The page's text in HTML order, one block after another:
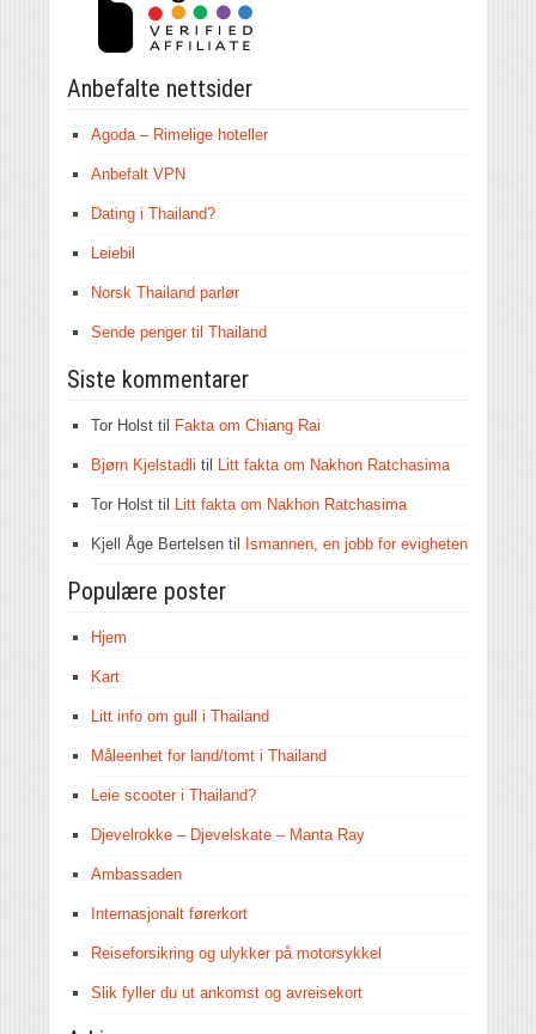
Anbefalte nettsider
Agoda – Rimelige hoteller
Anbefalt VPN
Dating i Thailand?
Leiebil
Norsk Thailand parlør
Sende penger til Thailand
Siste kommentarer
Tor Holst til Fakta om Chiang Rai
Bjørn Kjelstadli til Litt fakta om Nakhon Ratchasima
Tor Holst til Litt fakta om Nakhon Ratchasima
Kjell Åge Bertelsen til Ismannen, en jobb for evigheten
Populære poster
Hjem
Kart
Litt info om gull i Thailand
Måleenhet for land/tomt i Thailand
Leie scooter i Thailand?
Djevelrokke – Djevelskate – Manta Ray
Ambassaden
Internasjonalt førerkort
Reiseforsikring og ulykker på motorsykkel
Slik fyller du ut ankomst og avreisekort